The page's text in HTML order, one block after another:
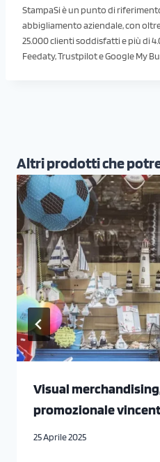
StampaSi è un punto di
abbigliamento aziendale, con
25.000 clienti soddisfatti e più di
Feedaty, Trustpilot e Google My
Altri prodotti che
Visual
promozionale
25 Aprile 2025